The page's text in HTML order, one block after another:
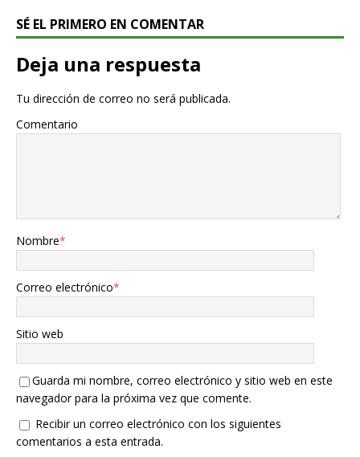
SÉ EL PRIMERO EN COMENTAR
Deja una respuesta
Tu dirección de correo no será publicada.
Comentario
Nombre*
Correo electrónico*
Sitio web
Guarda mi nombre, correo electrónico y sitio web en este
navegador para la próxima vez que comente.
Recibir un correo electrónico con los siguientes
comentarios a esta entrada.